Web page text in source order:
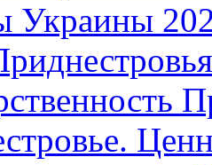
Украины